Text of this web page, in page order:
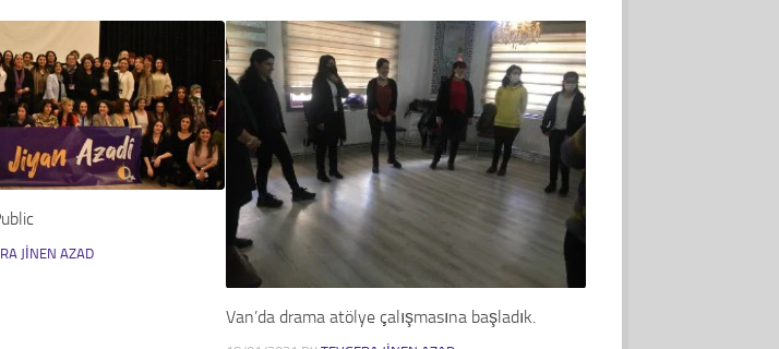
JINEN AZAD
Van’da drama atölye çalışmasına başladık.